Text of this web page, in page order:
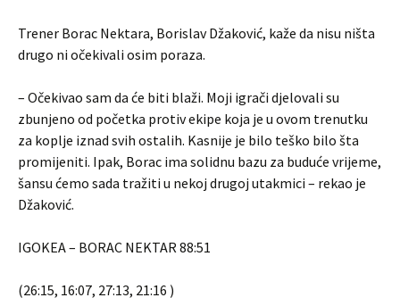
Trener Borac Nektara, Borislav Džaković, kaže da nisu ništa
drugo ni očekivali osim poraza.
– Očekivao sam da će biti blaži. Moji igrači djelovali su
zbunjeno od početka protiv ekipe koja je u ovom trenutku
za koplje iznad svih ostalih. Kasnije je bilo teško bilo šta
promijeniti. Ipak, Borac ima solidnu bazu za buduće vrijeme,
šansu ćemo sada tražiti u nekoj drugoj utakmici – rekao je
Džaković.
IGOKEA – BORAC NEKTAR 88:51
(26:15, 16:07, 27:13, 21:16 )